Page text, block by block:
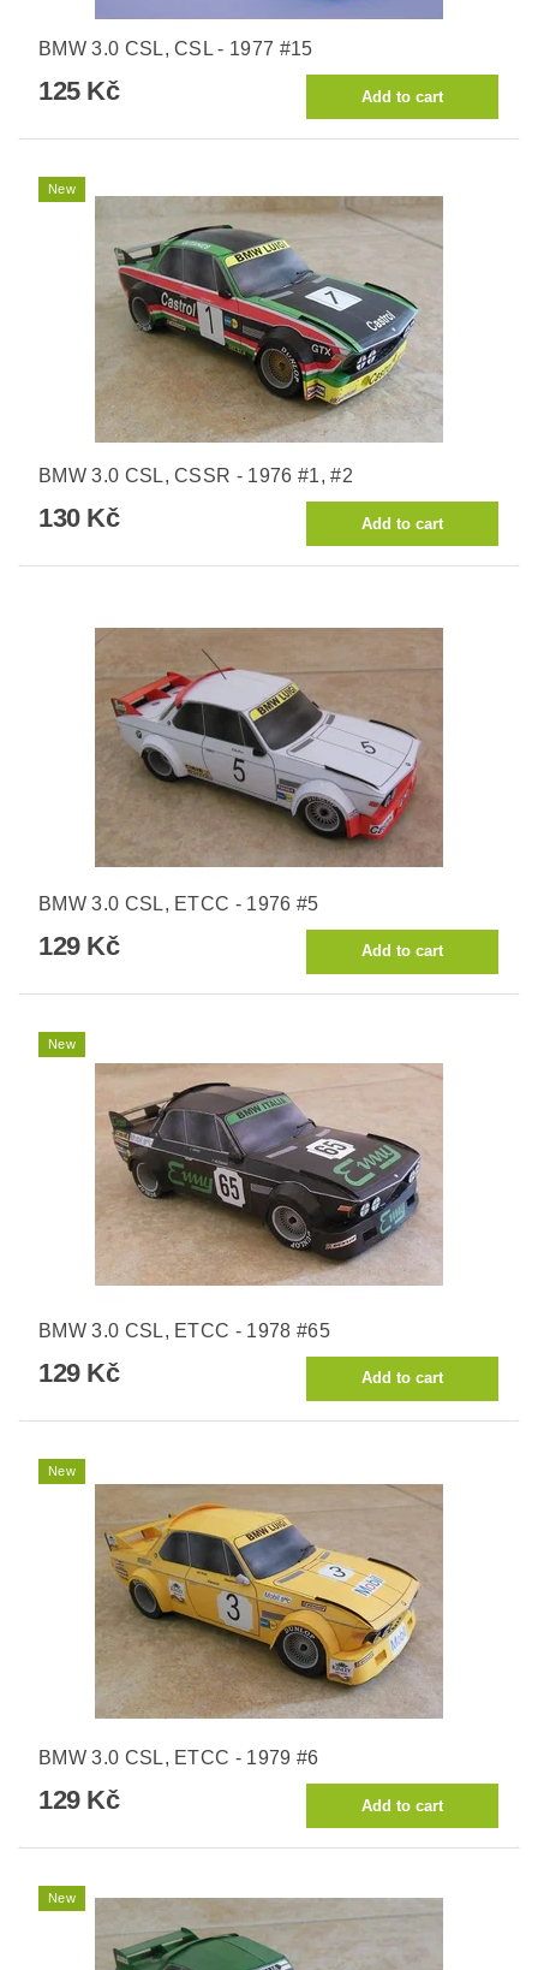
BMW 3.0 CSL, CSL - 1977 #15
125 Kč
New
BMW 3.0 CSL, CSSR - 1976 #1, #2
130 Kč
BMW 3.0 CSL, ETCC - 1976 #5
129 Kč
New
BMW 3.0 CSL, ETCC - 1978 #65
129 Kč
New
BMW 3.0 CSL, ETCC - 1979 #6
129 Kč
New